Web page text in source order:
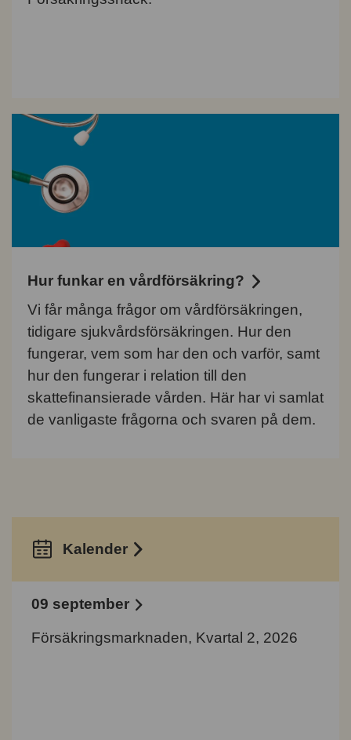
Hur funkar en vårdförsäkring?
Vi får många frågor om vårdförsäkringen,
tidigare sjukvårdsförsäkringen. Hur den
fungerar, vem som har den och varför, samt
hur den fungerar i relation till den
skattefinansierade vården. Här har vi samlat
de vanligaste frågorna och svaren på dem.
Kalender
09 september
Försäkringsmarknaden, Kvartal 2, 2026